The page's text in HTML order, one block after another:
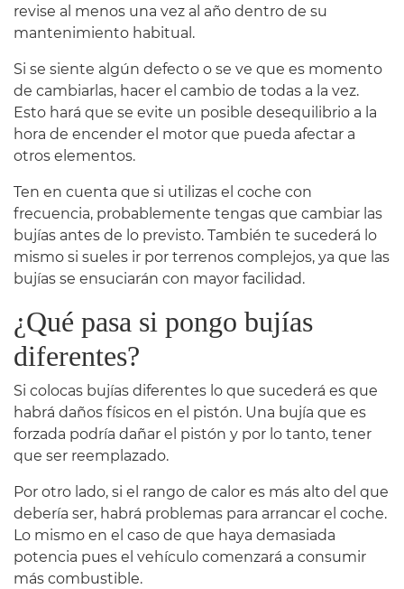
revise al menos una vez al año dentro de su
mantenimiento habitual.
Si se siente algún defecto o se ve que es momento
de cambiarlas, hacer el cambio de todas a la vez.
Esto hará que se evite un posible desequilibrio a la
hora de encender el motor que pueda afectar a
otros elementos.
Ten en cuenta que si utilizas el coche con
frecuencia, probablemente tengas que cambiar las
bujías antes de lo previsto. También te sucederá lo
mismo si sueles ir por terrenos complejos, ya que las
bujías se ensuciarán con mayor facilidad.
¿Qué pasa si pongo bujías
diferentes?
Si colocas bujías diferentes lo que sucederá es que
habrá daños físicos en el pistón. Una bujía que es
forzada podría dañar el pistón y por lo tanto, tener
que ser reemplazado.
Por otro lado, si el rango de calor es más alto del que
debería ser, habrá problemas para arrancar el coche.
Lo mismo en el caso de que haya demasiada
potencia pues el vehículo comenzará a consumir
más combustible.